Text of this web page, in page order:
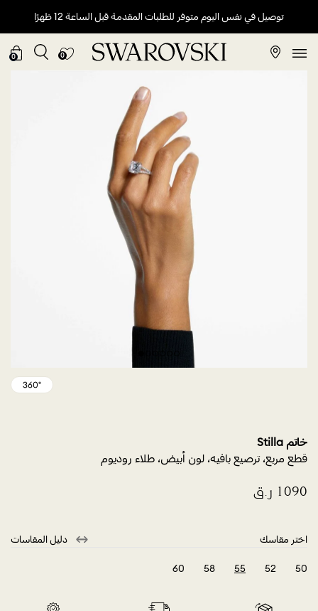
توصيل في نفس اليوم متوفر للطلبات المقدمة قبل الساعة 12 ظهرًا
0
0
خاتم Stilla
قطع مربع، ترصيع بافيه، لون أبيض، طلاء روديوم
اختر مقاسك دليل المقاسات
50
52
55
58
60